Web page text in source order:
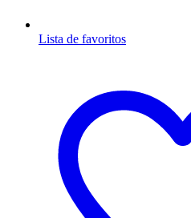
Lista de favoritos